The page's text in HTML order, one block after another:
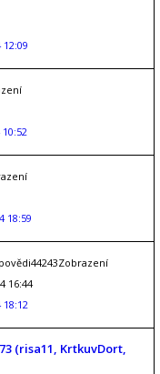
12:09
18:59
16:44
18:12
(risa11, KrtkuvDort,